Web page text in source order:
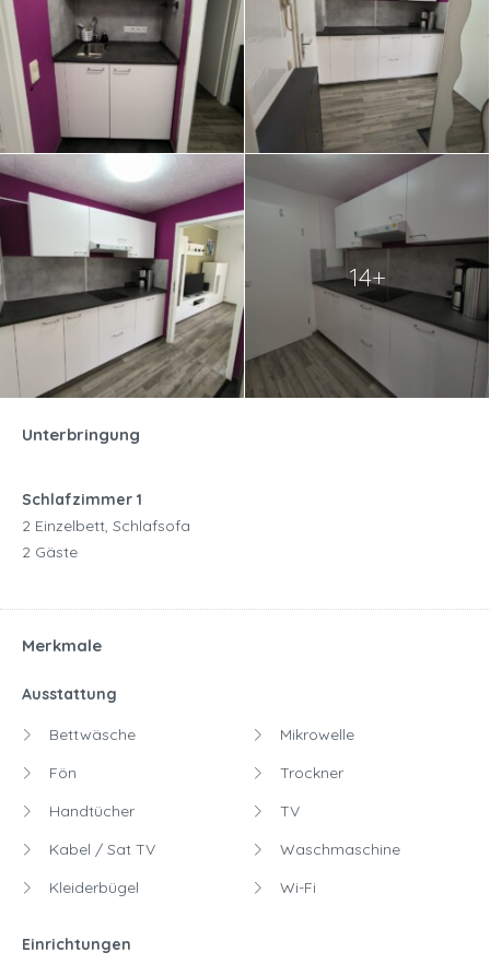
14+
Unterbringung
Schlafzimmer 1
2 Einzelbett, Schlafsofa
2 Gäste
Merkmale
Ausstattung
Bettwäsche
Fön
Handtücher
Kabel / Sat TV
Kleiderbügel
Mikrowelle
Trockner
TV
Waschmaschine
Wi-Fi
Einrichtungen